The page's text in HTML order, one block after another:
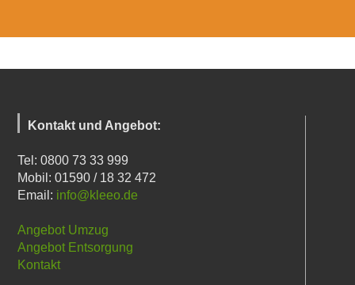
Kontakt und Angebot:
Tel: 0800 73 33 999
Mobil: 01590 / 18 32 472
Email: info@kleeo.de
Angebot Umzug
Angebot Entsorgung
Kontakt